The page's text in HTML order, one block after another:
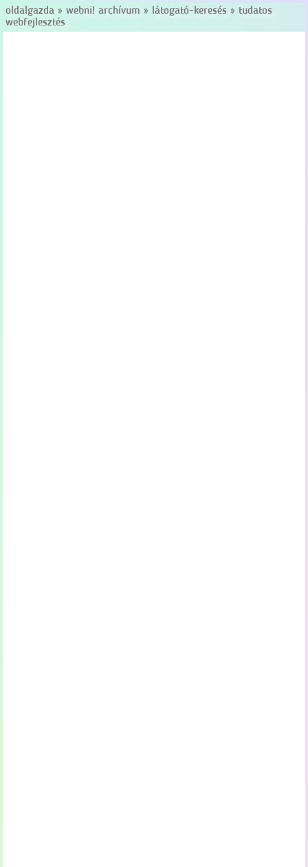
oldalgazda » webni! archívum » látogató-keresés » tudatos
webfejlesztés